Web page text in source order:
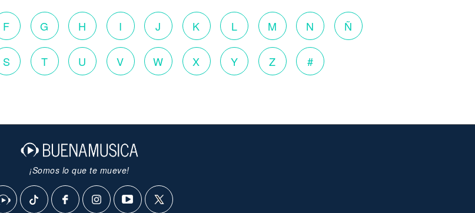
F G H I J K L M N Ñ
S T U V W X Y Z #
¡Somos lo que te mueve!